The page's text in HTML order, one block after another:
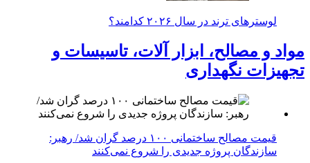
لوسترهای ترند در سال ۲۰۲۶ کدامند؟
مواد و مصالح، ابزار آلات، تاسیسات و
تجهیزات نگهداری
قیمت مصالح ساختمانی ۱۰۰ درصد گران شد/ رهبر:
سازندگان پروژه جدیدی را شروع نمی‌کنند